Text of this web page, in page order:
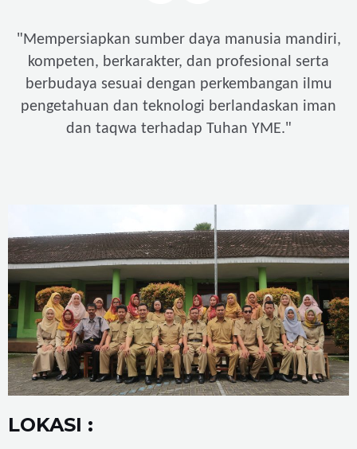
"Mempersiapkan sumber daya manusia mandiri,
kompeten, berkarakter, dan profesional serta
berbudaya sesuai dengan perkembangan ilmu
pengetahuan dan teknologi berlandaskan iman
dan taqwa terhadap Tuhan YME."
LOKASI :